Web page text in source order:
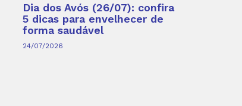
Dia dos Avós (26/07): confira
5 dicas para envelhecer de
forma saudável
24/07/2026